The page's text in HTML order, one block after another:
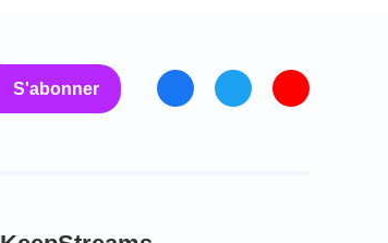
S'abonner